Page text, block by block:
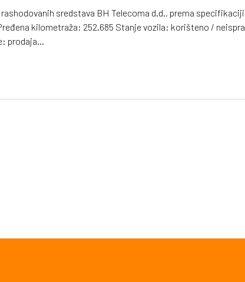
sredstava BH Telecoma d.d., prema
kilometraža: 252.685 Stanje vozila: korišteno /
prodaja...